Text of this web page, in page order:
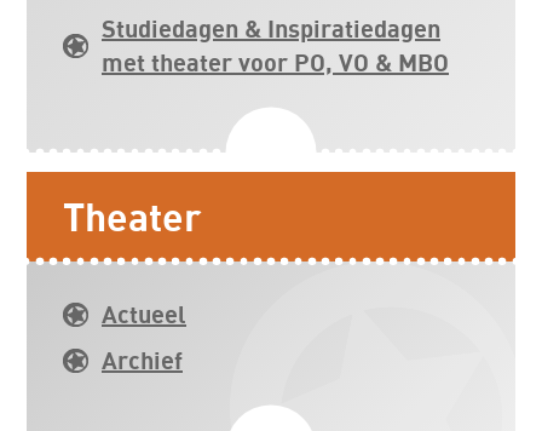
Studiedagen & Inspiratiedagen
met theater voor PO, VO & MBO
Theater
Actueel
Archief